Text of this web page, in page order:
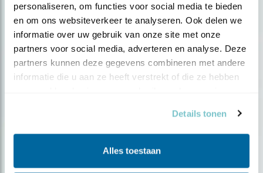
personaliseren, om functies voor social media te bieden
en om ons websiteverkeer te analyseren. Ook delen we
informatie over uw gebruik van onze site met onze
partners voor social media, adverteren en analyse. Deze
partners kunnen deze gegevens combineren met andere
informatie die u aan ze heeft verstrekt of die ze hebben
Details tonen
Alles toestaan